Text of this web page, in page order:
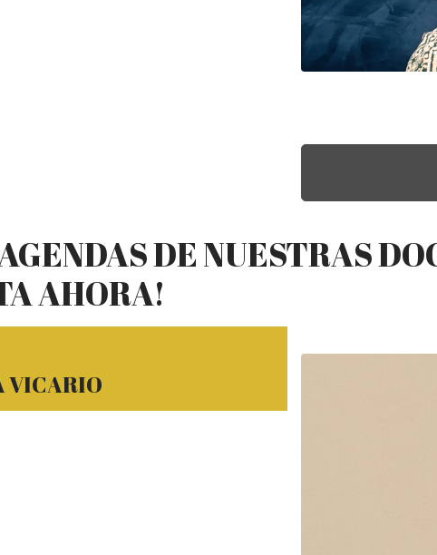
DE NUESTRAS
AHORA!
VICARIO